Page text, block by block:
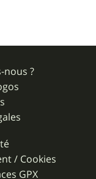
nous ?
/ Cookies
GPX